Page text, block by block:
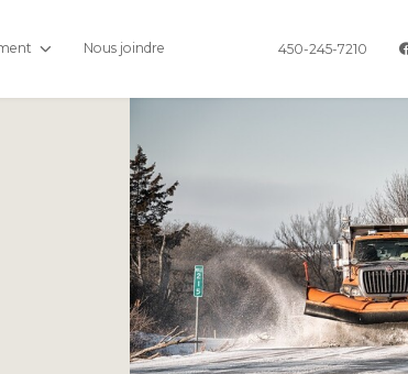
Nous joindre 450-245-7210